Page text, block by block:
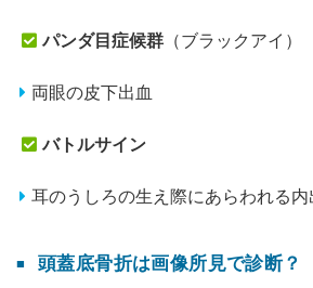
パンダ目症候群 （ブラックアイ）
両眼の皮下出血
バトルサイン
耳のうしろの生え際にあらわれる内
頭蓋底骨折は画像所見で診断？